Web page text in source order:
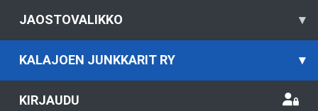
JAOSTOVALIKKO ▾
KALAJOEN JUNKKARIT RY ▾
KIRJAUDU